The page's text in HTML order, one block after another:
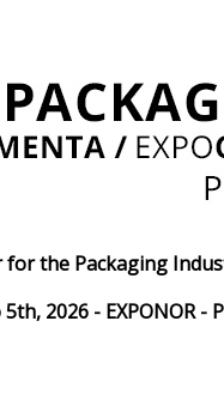
for the Packaging
2026 - EXPONOR -